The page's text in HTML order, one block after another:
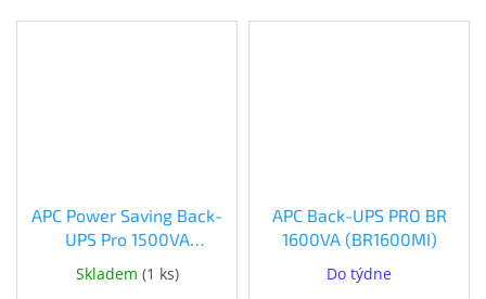
APC Power Saving Back-
UPS Pro 1500VA
(BR1500G-FR)
Skladem (1 ks)
APC Back-UPS PRO BR
1600VA (BR1600MI)
Do týdne